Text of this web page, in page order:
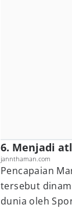
6. Menjadi
jannthaman.com
Pencapaian
tersebut
dunia oleh